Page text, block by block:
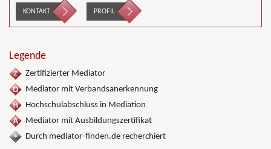
KONTAKT PROFIL
Legende
Zertifizierter Mediator
Mediator mit Verbandsanerkennung
Hochschulabschluss in Mediation
Mediator mit Ausbildungszertifikat
Durch mediator-finden.de recherchiert